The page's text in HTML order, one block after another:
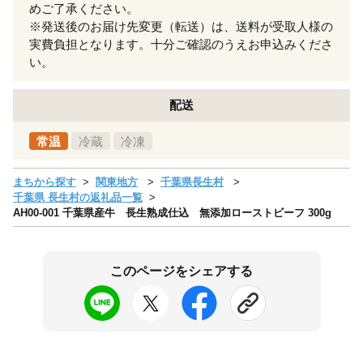
めご了承ください。
※発送後のお届け先変更（転送）は、送料が受取人様の
実費負担となります。十分ご確認のうえお申込みくださ
い。
配送
常温 冷蔵 冷凍
まちから探す 関東地方
千葉県長生村
千葉県 長生村の返礼品一覧
AH00-001 千葉県産牛 長生熟成仕込 無添加ローストビーフ 300g
このページをシェアする